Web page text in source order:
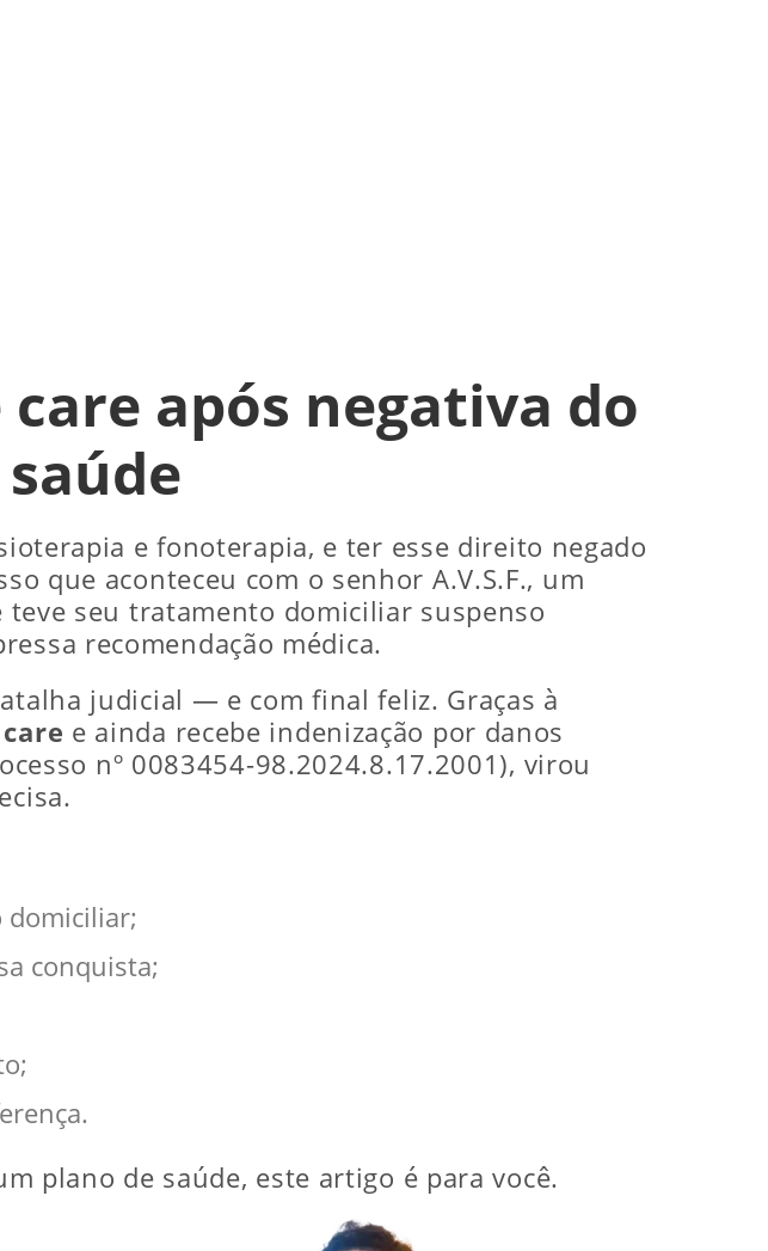
após negativa do
e fonoterapia, e ter esse direito negado
que aconteceu com o senhor A.V.S.F., um
seu tratamento domiciliar suspenso
recomendação médica.
judicial — e com final feliz. Graças à
e ainda recebe indenização por danos
nº 0083454-98.2024.8.17.2001), virou
domiciliar;
conquista;
plano de saúde, este artigo é para você.